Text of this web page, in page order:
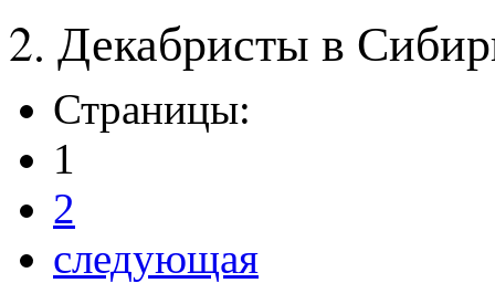
2. Декабристы в
Страницы:
1
2
следующая